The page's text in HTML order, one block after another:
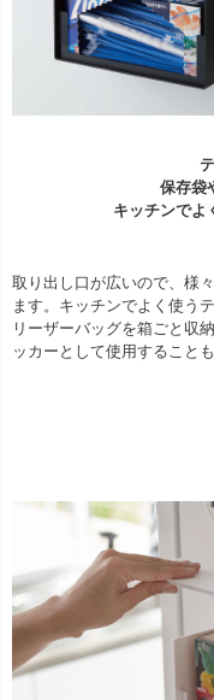
保存袋
キッチンでよ
取り出し口が広いので、様
ます。キッチンでよく使う
リーザーバッグを箱ごと収
ッカーとして使用することも